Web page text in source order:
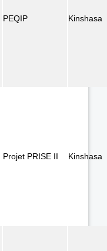
PEQIP Kinshasa
Projet PRISE II Kinshasa